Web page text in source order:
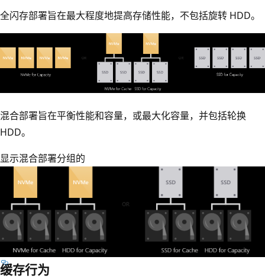
全闪存部署旨在最大程度地提高存储性能，不包括旋转 HDD。
混合部署旨在平衡性能和容量，或最大化容量，并包括轮换
HDD。
显示混合部署分组的
缓存行为